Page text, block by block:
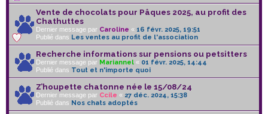
Vente de chocolats pour Pâques 2025, au profit des
Chathuttes
Dernier message par Caroline « 16 févr. 2025, 19:51
Publié dans Les ventes au profit de l'association
Recherche informations sur pensions ou petsitters
Dernier message par Mariannel « 01 févr. 2025, 14:44
Publié dans Tout et n'importe quoi
Z’houpette chatonne née le 15/08/24
Dernier message par Ccile « 27 déc. 2024, 15:38
Publié dans Nos chats adoptés